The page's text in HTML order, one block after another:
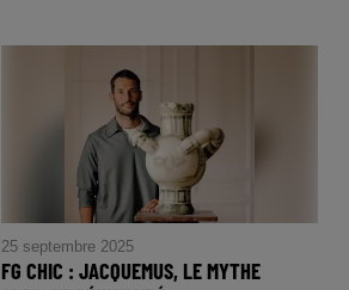
Daft Punk au concert de Fred again..
25 septembre 2025
FG CHIC : JACQUEMUS, LE MYTHE